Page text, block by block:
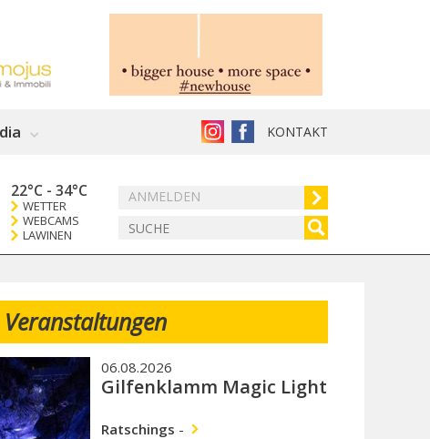
KONTAKT
ANMELDEN
22°C - 34°C
WETTER
WEBCAMS
LAWINEN
Veranstaltungen
06.08.2026
Gilfenklamm Magic Light
Ratschings -